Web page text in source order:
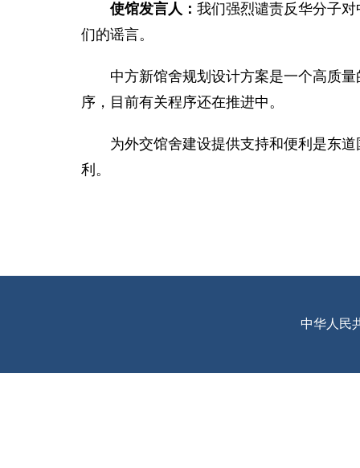
使馆发言人： 我们强烈谴责反华分子
们的谣言。
中方新馆舍规划设计方案是一个高质
序，目前有关程序还在推进中。
为外交馆舍建设提供支持和便利是东
利。
中华人民